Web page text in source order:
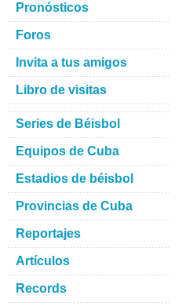
Pronósticos
Foros
Invita a tus amigos
Libro de visitas
Series de Béisbol
Equipos de Cuba
Estadios de béisbol
Provincias de Cuba
Reportajes
Artículos
Records